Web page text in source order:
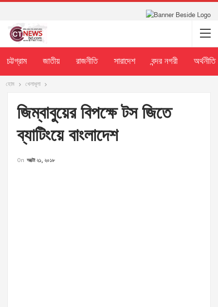
চট্টগ্রাম জাতীয় রাজনীতি সারাদেশ বন্দর নগরী অর্থনীতি
হোম খেলাধূলা
জিম্বাবুয়ের বিপক্ষে টস জিতে
ব্যাটিংয়ে বাংলাদেশ
On অক্টো ২১, ২০১৮